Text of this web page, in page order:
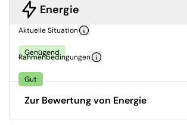
Energie
Aktuelle Situation
Genügend
Rahmenbedingungen
Gut
Zur Bewertung von Energie